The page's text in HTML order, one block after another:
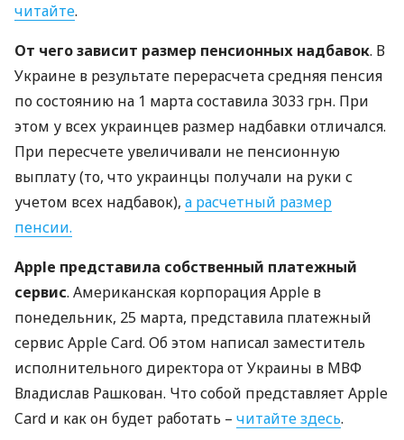
читайте.
От чего зависит размер пенсионных надбавок. В
Украине в результате перерасчета средняя пенсия
по состоянию на 1 марта составила 3033 грн. При
этом у всех украинцев размер надбавки отличался.
При пересчете увеличивали не пенсионную
выплату (то, что украинцы получали на руки с
учетом всех надбавок), а расчетный размер
пенсии.
Apple представила собственный платежный
сервис. Американская корпорация Apple в
понедельник, 25 марта, представила платежный
сервис Apple Card. Об этом написал заместитель
исполнительного директора от Украины в МВФ
Владислав Рашкован. Что собой представляет Apple
Card и как он будет работать – читайте здесь.